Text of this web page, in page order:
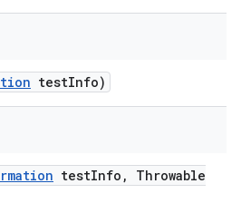
testInfo)
testInfo ,
Throwable